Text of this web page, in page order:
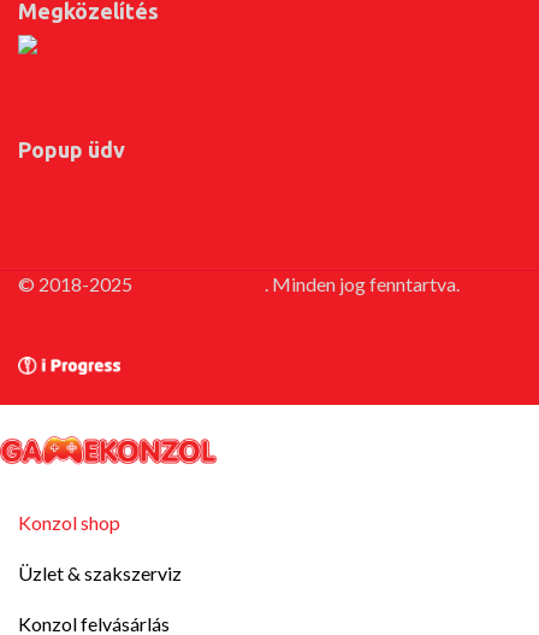
Megközelítés
Popup üdv
© 2018-2025
. Minden jog fenntartva.
Konzol shop
Üzlet & szakszerviz
Konzol felvásárlás